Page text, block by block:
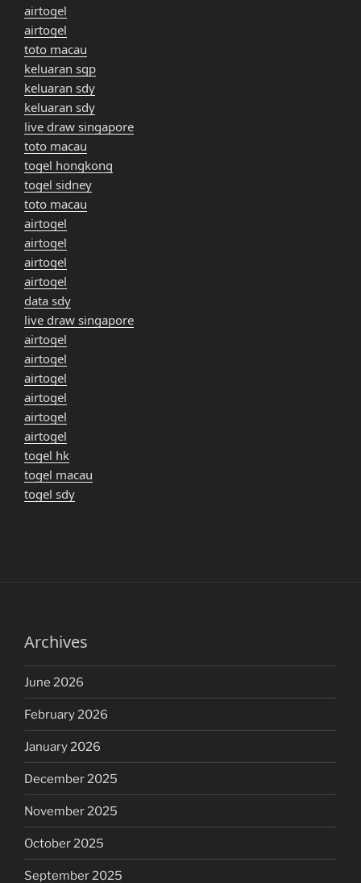
airtogel
airtogel
toto macau
keluaran sgp
keluaran sdy
keluaran sdy
live draw singapore
toto macau
togel hongkong
togel sidney
toto macau
airtogel
airtogel
airtogel
airtogel
data sdy
live draw singapore
airtogel
airtogel
airtogel
airtogel
airtogel
airtogel
togel hk
togel macau
togel sdy
Archives
June 2026
February 2026
January 2026
December 2025
November 2025
October 2025
September 2025